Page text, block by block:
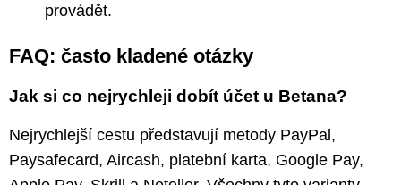
provádět.
FAQ: často kladené otázky
Jak si co nejrychleji dobít účet u Betana?
Nejrychlejší cestu představují metody PayPal,
Paysafecard, Aircash, platební karta, Google Pay,